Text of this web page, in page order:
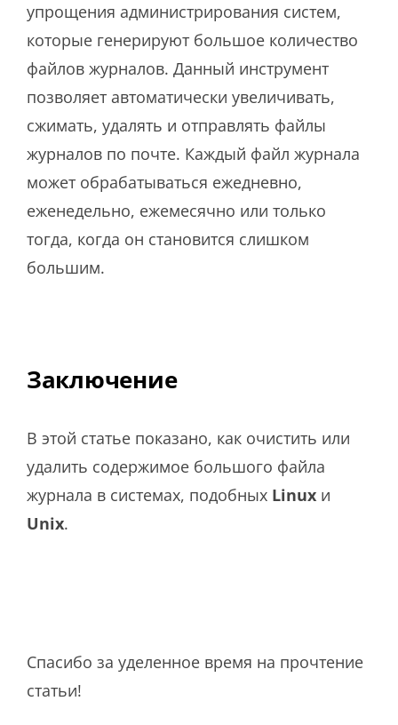
упрощения администрирования систем,
которые генерируют большое количество
файлов журналов. Данный инструмент
позволяет автоматически увеличивать,
сжимать, удалять и отправлять файлы
журналов по почте. Каждый файл журнала
может обрабатываться ежедневно,
еженедельно, ежемесячно или только
тогда, когда он становится слишком
большим.
Заключение
В этой статье показано, как очистить или
удалить содержимое большого файла
журнала в системах, подобных Linux и
Unix.
Спасибо за уделенное время на прочтение
статьи!